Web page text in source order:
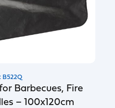
B522Q
Barbecues, Fire
– 100x120cm